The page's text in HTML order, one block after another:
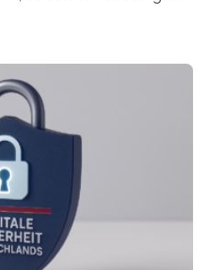
Marie Skłodowska-Curie
werden sich
Jahren insgesamt 15
von CAVECORE mit
– also mit Robotern,
erfassen,
häufig auch mit…